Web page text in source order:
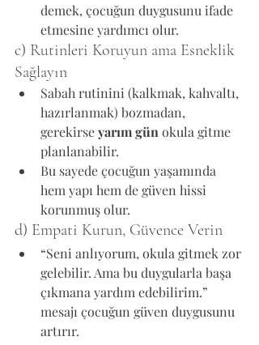
demek, çocuğun duygusunu ifade
etmesine yardımcı olur.
c) Rutinleri Koruyun ama Esneklik
Sağlayın
Sabah rutinini (kalkmak, kahvaltı,
hazırlanmak) bozmadan,
gerekirse yarım gün okula gitme
planlanabilir.
Bu sayede çocuğun yaşamında
hem yapı hem de güven hissi
korunmuş olur.
d) Empati Kurun, Güvence Verin
“Seni anlıyorum, okula gitmek zor
gelebilir. Ama bu duygularla başa
çıkmana yardım edebilirim.”
mesajı çocuğun güven duygusunu
artırır.